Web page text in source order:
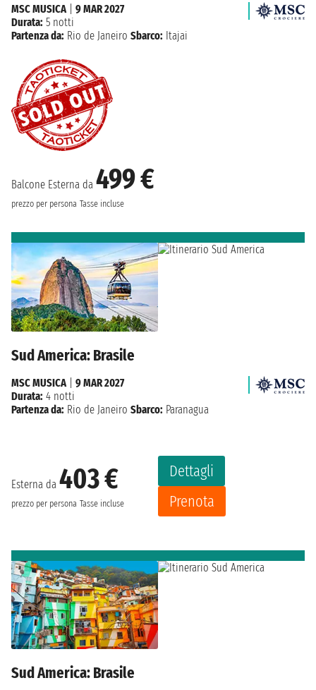
Balcone Esterna da 499 €
prezzo per persona Tasse incluse
MSC MUSICA| 9 MAR 2027
Durata: 5 notti
Partenza da: Rio de Janeiro Sbarco: Itajai
Sud America: Brasile
Esterna da 403 €
prezzo per persona Tasse incluse
Dettagli
Prenota
MSC MUSICA| 9 MAR 2027
Durata: 4 notti
Partenza da: Rio de Janeiro Sbarco: Paranagua
Sud America: Brasile